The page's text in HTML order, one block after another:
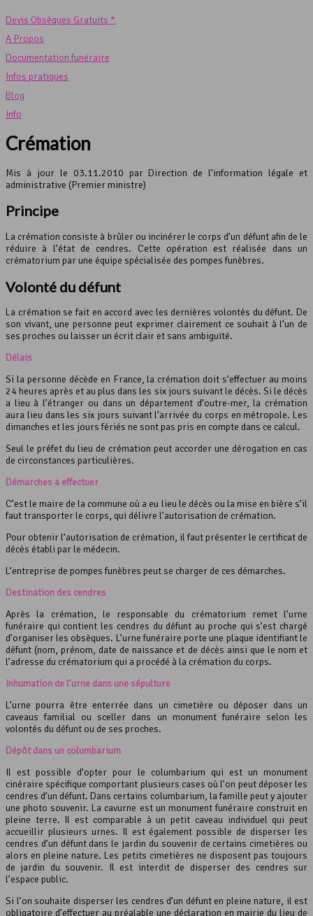
Devis Obsèques Gratuits *
A Propos
Documentation funéraire
Infos pratiques
Blog
Info
Crémation
Mis à jour le 03.11.2010 par Direction de l’information légale et
administrative (Premier ministre)
Principe
La crémation consiste à brûler ou incinérer le corps d’un défunt afin de le
réduire à l’état de cendres. Cette opération est réalisée dans un
crématorium par une équipe spécialisée des pompes funèbres.
Volonté du défunt
La crémation se fait en accord avec les dernières volontés du défunt. De
son vivant, une personne peut exprimer clairement ce souhait à l’un de
ses proches ou laisser un écrit clair et sans ambiguïté.
Délais
Si la personne décède en France, la crémation doit s’effectuer au moins
24 heures après et au plus dans les six jours suivant le décès. Si le décès
a lieu à l’étranger ou dans un département d’outre-mer, la crémation
aura lieu dans les six jours suivant l’arrivée du corps en métropole. Les
dimanches et les jours fériés ne sont pas pris en compte dans ce calcul.
Seul le préfet du lieu de crémation peut accorder une dérogation en cas
de circonstances particulières.
Démarches à effectuer
C’est le maire de la commune où a eu lieu le décès ou la mise en bière s’il
faut transporter le corps, qui délivre l’autorisation de crémation.
Pour obtenir l’autorisation de crémation, il faut présenter le certificat de
décès établi par le médecin.
L’entreprise de pompes funèbres peut se charger de ces démarches.
Destination des cendres
Après la crémation, le responsable du crématorium remet l’urne
funéraire qui contient les cendres du défunt au proche qui s’est chargé
d’organiser les obsèques. L’urne funéraire porte une plaque identifiant le
défunt (nom, prénom, date de naissance et de décès ainsi que le nom et
l’adresse du crématorium qui a procédé à la crémation du corps.
Inhumation de l’urne dans une sépulture
L’urne pourra être enterrée dans un cimetière ou déposer dans un
caveaus familial ou sceller dans un monument funéraire selon les
volontés du défunt ou de ses proches.
Dépôt dans un columbarium
Il est possible d’opter pour le columbarium qui est un monument
cinéraire spécifique comportant plusieurs cases où l’on peut déposer les
cendres d’un défunt. Dans certains columbarium, la famille peut y ajouter
une photo souvenir. La cavurne est un monument funéraire construit en
pleine terre. Il est comparable à un petit caveau individuel qui peut
accueillir plusieurs urnes. Il est également possible de disperser les
cendres d’un défunt dans le jardin du souvenir de certains cimetières ou
alors en pleine nature. Les petits cimetières ne disposent pas toujours
de jardin du souvenir. Il est interdit de disperser des cendres sur
l’espace public.
Si l’on souhaite disperser les cendres d’un défunt en pleine nature, il est
obligatoire d’effectuer au préalable une déclaration en mairie du lieu de